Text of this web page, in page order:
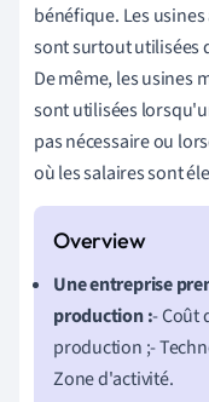
bénéfique. Les
sont surtout utilisées
De même, les usines
sont utilisées
pas nécessaire ou
où les salaires sont
Une entreprise
production :- Coût
production ;-
Zone d'activité.